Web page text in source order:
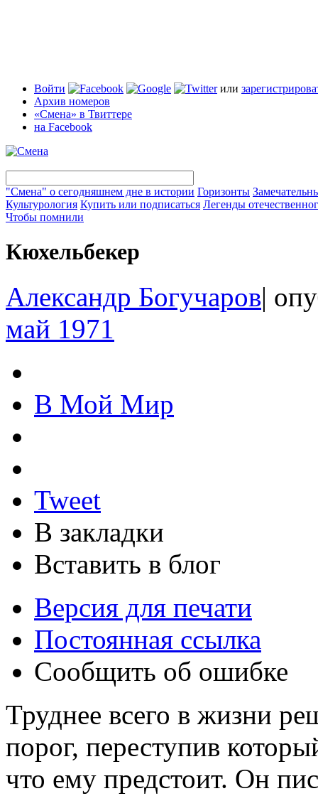
Войти или
Архив номеров
«Смена» в Твиттере
на Facebook
"Смена" о сегодняшнем дне в истории Горизонты
Культурология Купить или подписаться Легенды
Чтобы помнили
Кюхельбекер
Александр Богучаров|
май 1971
В Мой Мир
Tweet
В закладки
Вставить в блог
Версия для печати
Постоянная ссылка
Сообщить об ошибке
Труднее всего в жизни
порог, переступив
что ему предстоит. Он